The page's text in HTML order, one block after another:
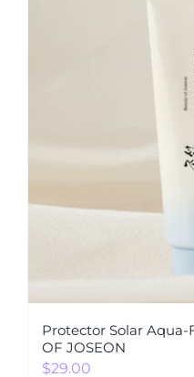
Protector Solar Aqua-
OF JOSEON
$29.00